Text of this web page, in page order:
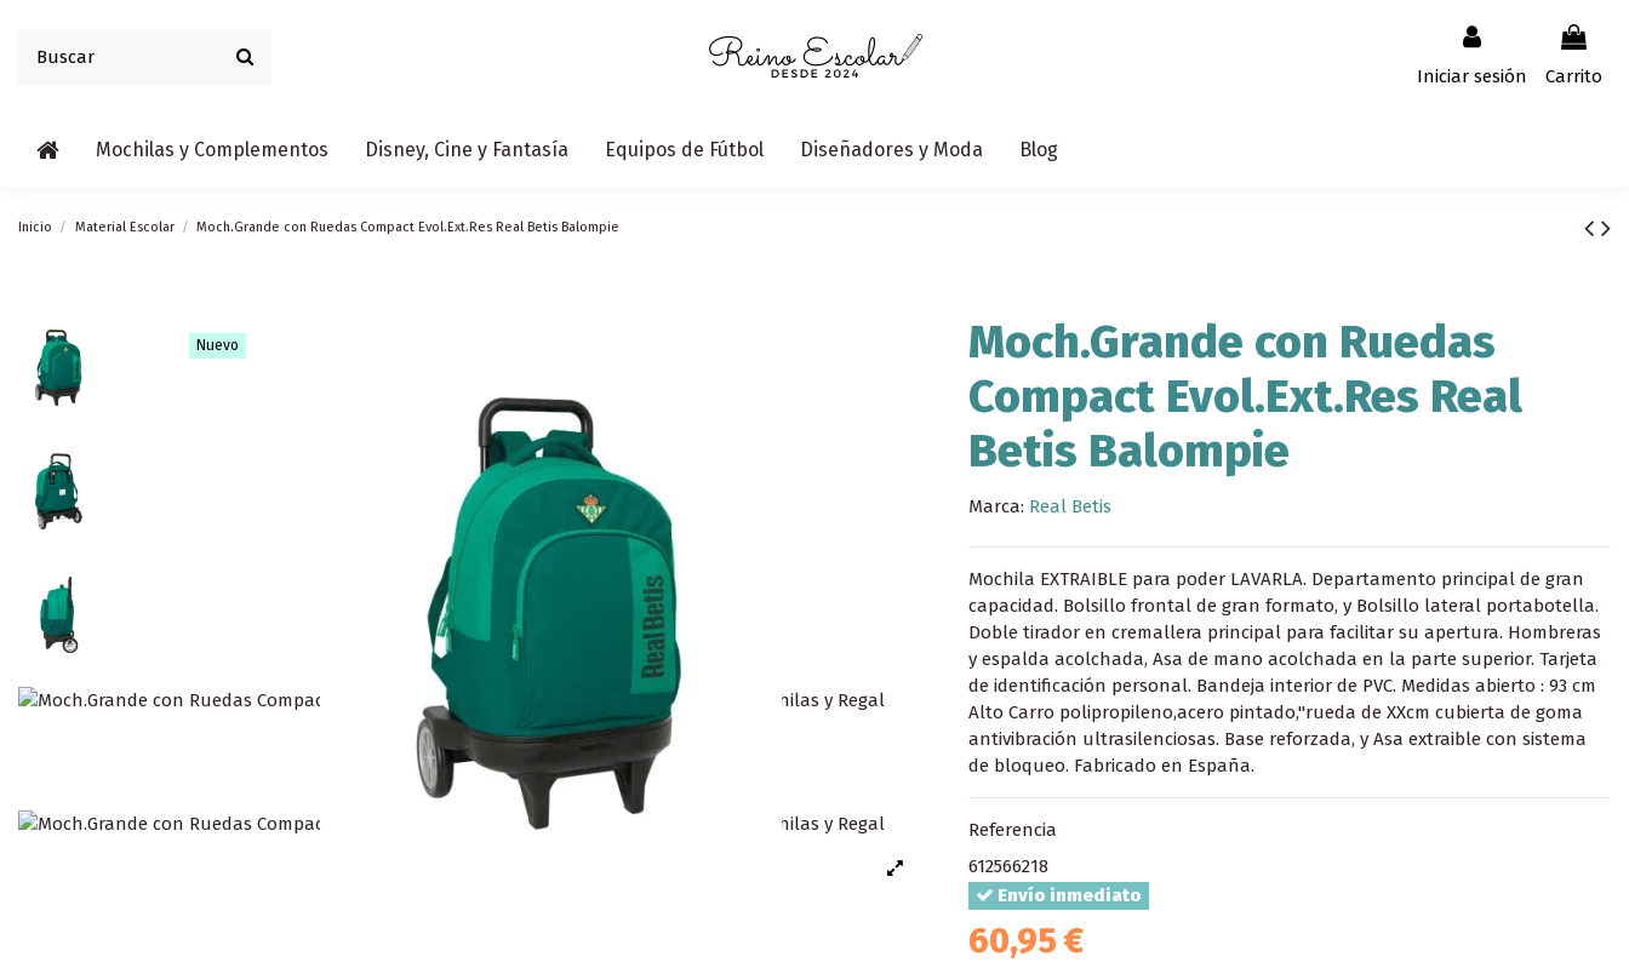
Iniciar sesión Carrito
Mochilas y Complementos Disney, Cine y Fantasía Equipos de Fútbol Diseñadores y Moda Blog
Inicio Material Escolar Moch.Grande con Ruedas Compact Evol.Ext.Res Real Betis Balompie
Nuevo
Moch.Grande con Ruedas
Compact Evol.Ext.Res Real
Betis Balompie
Marca: Real Betis
Mochila EXTRAIBLE para poder LAVARLA. Departamento principal de gran
capacidad. Bolsillo frontal de gran formato, y Bolsillo lateral portabotella.
Doble tirador en cremallera principal para facilitar su apertura. Hombreras
y espalda acolchada, Asa de mano acolchada en la parte superior. Tarjeta
de identificación personal. Bandeja interior de PVC. Medidas abierto : 93 cm
Alto Carro polipropileno,acero pintado,"rueda de XXcm cubierta de goma
antivibración ultrasilenciosas. Base reforzada, y Asa extraible con sistema
de bloqueo. Fabricado en España.
Referencia
612566218
Envío inmediato
60,95 €